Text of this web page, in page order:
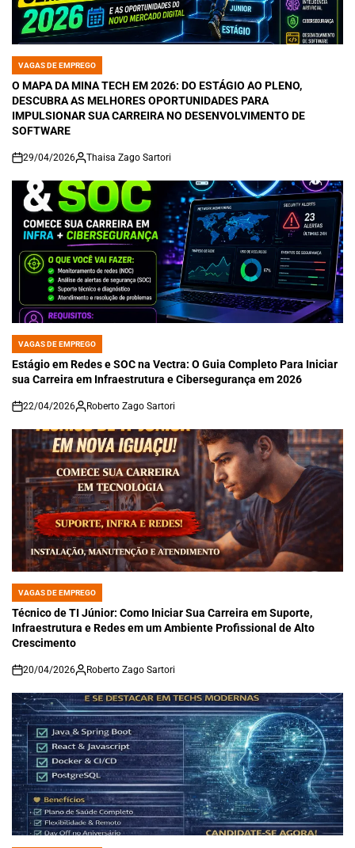
POSTED
IN
VAGAS DE EMPREGO
O MAPA DA MINA TECH EM 2026: DO ESTÁGIO AO PLENO,
DESCUBRA AS MELHORES OPORTUNIDADES PARA
IMPULSIONAR SUA CARREIRA NO DESENVOLVIMENTO DE
SOFTWARE
on
29/04/2026 Thaisa Zago Sartori
POSTED
IN
VAGAS DE EMPREGO
Estágio em Redes e SOC na Vectra: O Guia Completo Para Iniciar
sua Carreira em Infraestrutura e Cibersegurança em 2026
on
22/04/2026 Roberto Zago Sartori
POSTED
IN
VAGAS DE EMPREGO
Técnico de TI Júnior: Como Iniciar Sua Carreira em Suporte,
Infraestrutura e Redes em um Ambiente Profissional de Alto
Crescimento
on
20/04/2026 Roberto Zago Sartori